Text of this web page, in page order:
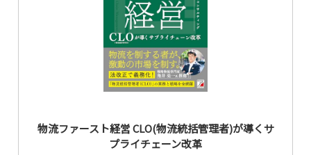
物流ファースト経営 CLO(物流統括管理者)が導くサ
プライチェーン改革